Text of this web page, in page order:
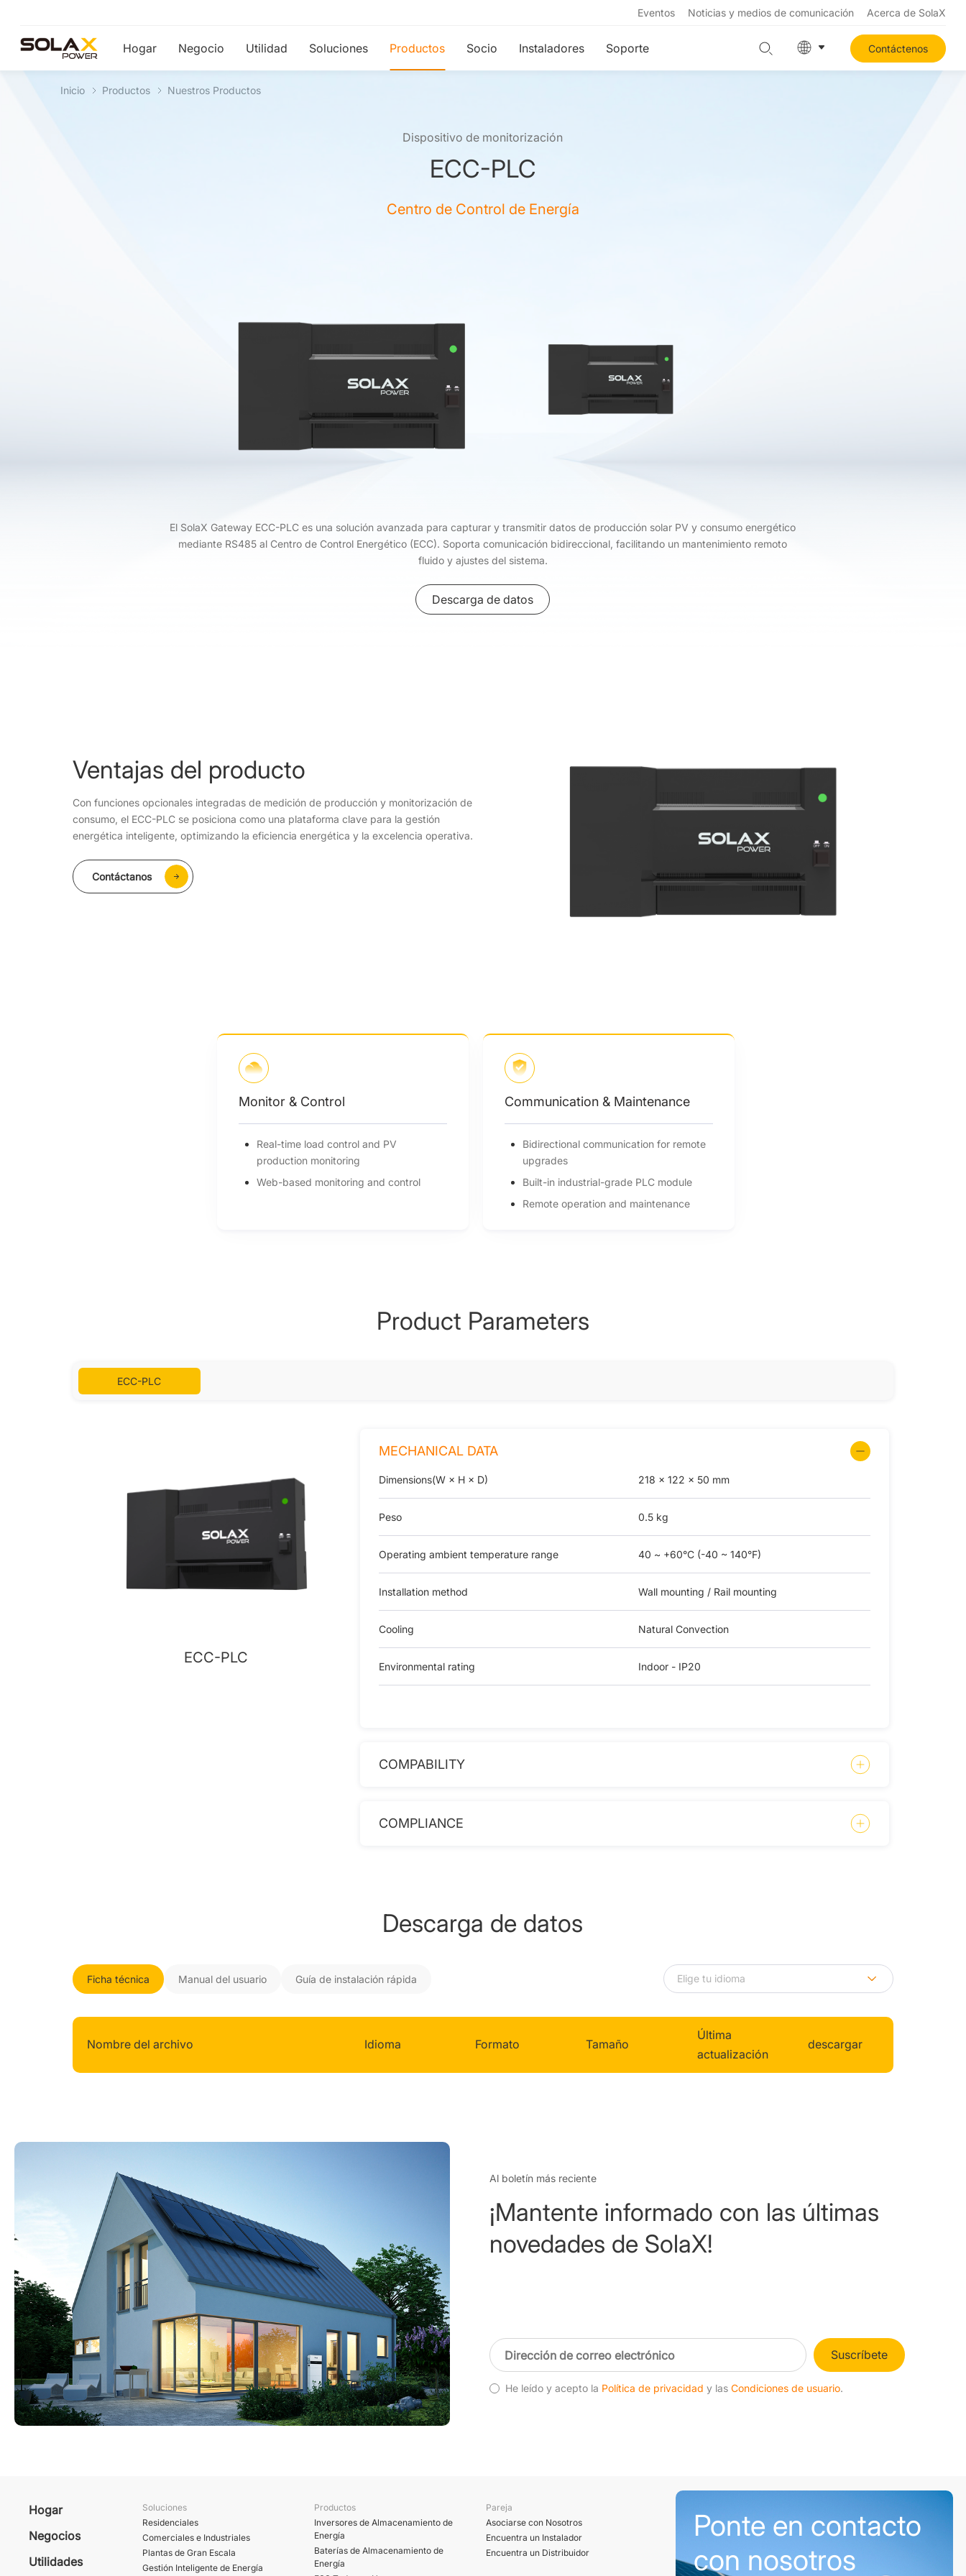
Eventos Noticias y medios de comunicación Acerca de SolaX
Hogar Negocio Utilidad Soluciones Productos Socio Instaladores Soporte Contáctenos
Inicio Productos Nuestros Productos
Dispositivo de monitorización
ECC-PLC
Centro de Control de Energía
El SolaX Gateway ECC-PLC es una solución avanzada para capturar y transmitir datos de producción solar PV y consumo energético
mediante RS485 al Centro de Control Energético (ECC). Soporta comunicación bidireccional, facilitando un mantenimiento remoto
fluido y ajustes del sistema.
Descarga de datos
Ventajas del producto
Con funciones opcionales integradas de medición de producción y monitorización de
consumo, el ECC-PLC se posiciona como una plataforma clave para la gestión
energética inteligente, optimizando la eficiencia energética y la excelencia operativa.
Contáctanos
Monitor & Control
Real-time load control and PV
production monitoring
Web-based monitoring and control
Communication & Maintenance
Bidirectional communication for remote
upgrades
Built-in industrial-grade PLC module
Remote operation and maintenance
Product Parameters
ECC-PLC
ECC-PLC
MECHANICAL DATA
Dimensions(W × H × D) 218 × 122 × 50 mm
Peso 0.5 kg
Operating ambient temperature range 40 ~ +60°C (-40 ~ 140°F)
Installation method Wall mounting / Rail mounting
Cooling Natural Convection
Environmental rating Indoor - IP20
COMPABILITY
COMPLIANCE
Descarga de datos
Ficha técnica Manual del usuario Guía de instalación rápida
Nombre del archivo Idioma Formato Tamaño
Última
actualización
descargar
Al boletín más reciente
¡Mantente informado con las últimas
novedades de SolaX!
Suscríbete
He leído y acepto la Política de privacidad y lasCondiciones de usuario.
Hogar
Negocios
Utilidades
Soluciones
Residenciales
Comerciales e Industriales
Plantas de Gran Escala
Gestión Inteligente de Energía
Productos
Inversores de Almacenamiento de
Energía
Baterías de Almacenamiento de
Energía
Pareja
Asociarse con Nosotros
Encuentra un Instalador
Encuentra un Distribuidor
Ponte en contacto
con nosotros